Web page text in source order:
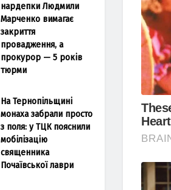
нардепки Людмили
Марченко вимагає
закриття
провадження, а
прокурор — 5 років
тюрми
На Тернопільщині
монаха забрали просто
з поля: у ТЦК пояснили
мобілізацію
священника
Почаївської лаври